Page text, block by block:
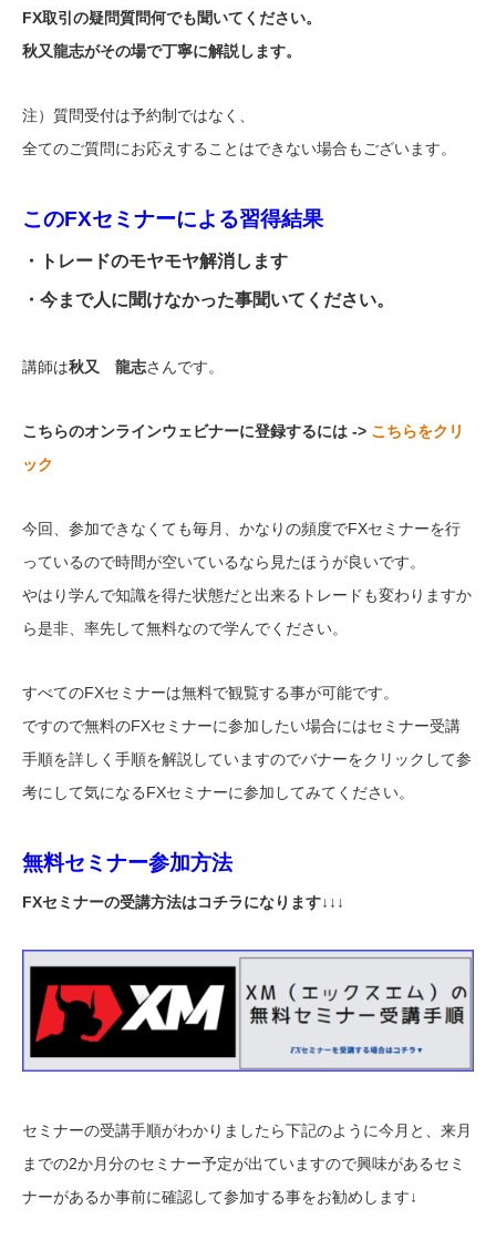
FX取引の疑問質問何でも聞いてください。
秋又龍志がその場で丁寧に解説します。
注）質問受付は予約制ではなく、
全てのご質問にお応えすることはできない場合もございます。
このFXセミナーによる習得結果
・トレードのモヤモヤ解消します
・今まで人に聞けなかった事聞いてください。
講師は秋又 龍志さんです。
こちらのオンラインウェビナーに登録するには -> こちらをクリ
ック
今回、参加できなくても毎月、かなりの頻度でFXセミナーを行
っているので時間が空いているなら見たほうが良いです。
やはり学んで知識を得た状態だと出来るトレードも変わりますか
ら是非、率先して無料なので学んでください。
すべてのFXセミナーは無料で観覧する事が可能です。
ですので無料のFXセミナーに参加したい場合にはセミナー受講
手順を詳しく手順を解説していますのでバナーをクリックして参
考にして気になるFXセミナーに参加してみてください。
無料セミナー参加方法
FXセミナーの受講方法はコチラになります↓↓↓
セミナーの受講手順がわかりましたら下記のように今月と、来月
までの2か月分のセミナー予定が出ていますので興味があるセミ
ナーがあるか事前に確認して参加する事をお勧めします↓